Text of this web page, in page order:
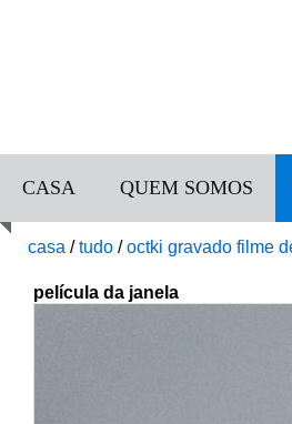
CASA QUEM SOMOS
casa /tudo /octki gravado filme
película da janela